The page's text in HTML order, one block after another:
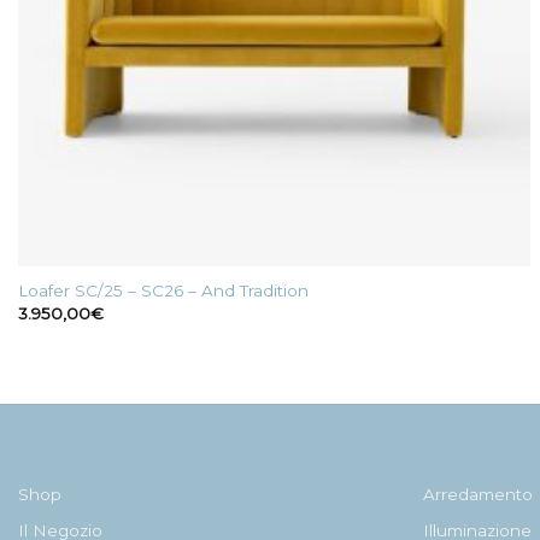
Loafer SC/25 – SC26 – And Tradition
3.950,00€
Shop
Il Negozio
Arredamento
Illuminazione